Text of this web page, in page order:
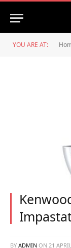
YOU ARE AT:
BY ADMIN ON 21